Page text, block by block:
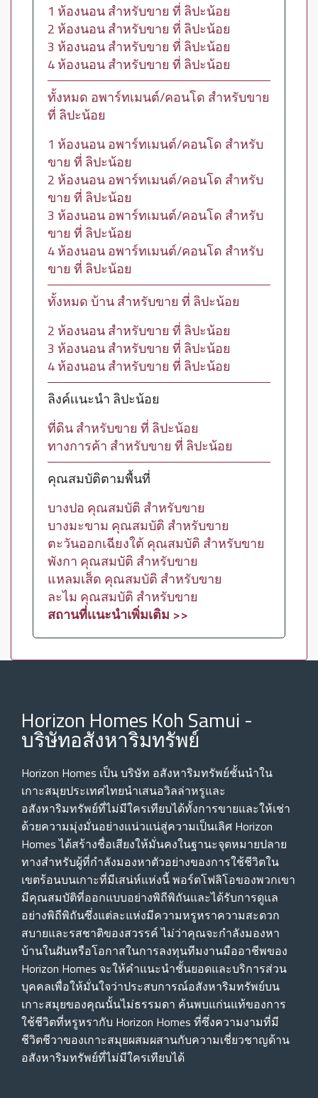
1 ห้องนอน สำหรับขาย ที่ ลิปะน้อย
2 ห้องนอน สำหรับขาย ที่ ลิปะน้อย
3 ห้องนอน สำหรับขาย ที่ ลิปะน้อย
4 ห้องนอน สำหรับขาย ที่ ลิปะน้อย
ทั้งหมด อพาร์ทเมนต์/คอนโด สำหรับขาย
ที่ ลิปะน้อย
1 ห้องนอน อพาร์ทเมนต์/คอนโด สำหรับ
ขาย ที่ ลิปะน้อย
2 ห้องนอน อพาร์ทเมนต์/คอนโด สำหรับ
ขาย ที่ ลิปะน้อย
3 ห้องนอน อพาร์ทเมนต์/คอนโด สำหรับ
ขาย ที่ ลิปะน้อย
4 ห้องนอน อพาร์ทเมนต์/คอนโด สำหรับ
ขาย ที่ ลิปะน้อย
ทั้งหมด บ้าน สำหรับขาย ที่ ลิปะน้อย
2 ห้องนอน สำหรับขาย ที่ ลิปะน้อย
3 ห้องนอน สำหรับขาย ที่ ลิปะน้อย
4 ห้องนอน สำหรับขาย ที่ ลิปะน้อย
ลิงค์เเนะนำ ลิปะน้อย
ที่ดิน สำหรับขาย ที่ ลิปะน้อย
ทางการค้า สำหรับขาย ที่ ลิปะน้อย
คุณสมบัติตามพื้นที่
บางปอ คุณสมบัติ สำหรับขาย
บางมะขาม คุณสมบัติ สำหรับขาย
ตะวันออกเฉียงใต้ คุณสมบัติ สำหรับขาย
พังกา คุณสมบัติ สำหรับขาย
แหลมเส็ด คุณสมบัติ สำหรับขาย
ละไม คุณสมบัติ สำหรับขาย
สถานที่เเนะนำเพิ่มเติม >>
Horizon Homes Koh Samui -
บริษัทอสังหาริมทรัพย์
Horizon Homes เป็น บริษัท อสังหาริมทรัพย์ชั้นนําใน
เกาะสมุยประเทศไทยนําเสนอวิลล่าหรูและ
อสังหาริมทรัพย์ที่ไม่มีใครเทียบได้ทั้งการขายและให้เช่า
ด้วยความมุ่งมั่นอย่างแน่วแน่สู่ความเป็นเลิศ Horizon
Homes ได้สร้างชื่อเสียงให้มั่นคงในฐานะจุดหมายปลาย
ทางสําหรับผู้ที่กําลังมองหาตัวอย่างของการใช้ชีวิตใน
เขตร้อนบนเกาะที่มีเสน่ห์แห่งนี้ พอร์ตโฟลิโอของพวกเขา
มีคุณสมบัติที่ออกแบบอย่างพิถีพิถันและได้รับการดูแล
อย่างพิถีพิถันซึ่งแต่ละแห่งมีความหรูหราความสะดวก
สบายและรสชาติของสวรรค์ ไม่ว่าคุณจะกําลังมองหา
บ้านในฝันหรือโอกาสในการลงทุนทีมงานมืออาชีพของ
Horizon Homes จะให้คําแนะนําชั้นยอดและบริการส่วน
บุคคลเพื่อให้มั่นใจว่าประสบการณ์อสังหาริมทรัพย์บน
เกาะสมุยของคุณนั้นไม่ธรรมดา ค้นพบแก่นแท้ของการ
ใช้ชีวิตที่หรูหรากับ Horizon Homes ที่ซึ่งความงามที่มี
ชีวิตชีวาของเกาะสมุยผสมผสานกับความเชี่ยวชาญด้าน
อสังหาริมทรัพย์ที่ไม่มีใครเทียบได้